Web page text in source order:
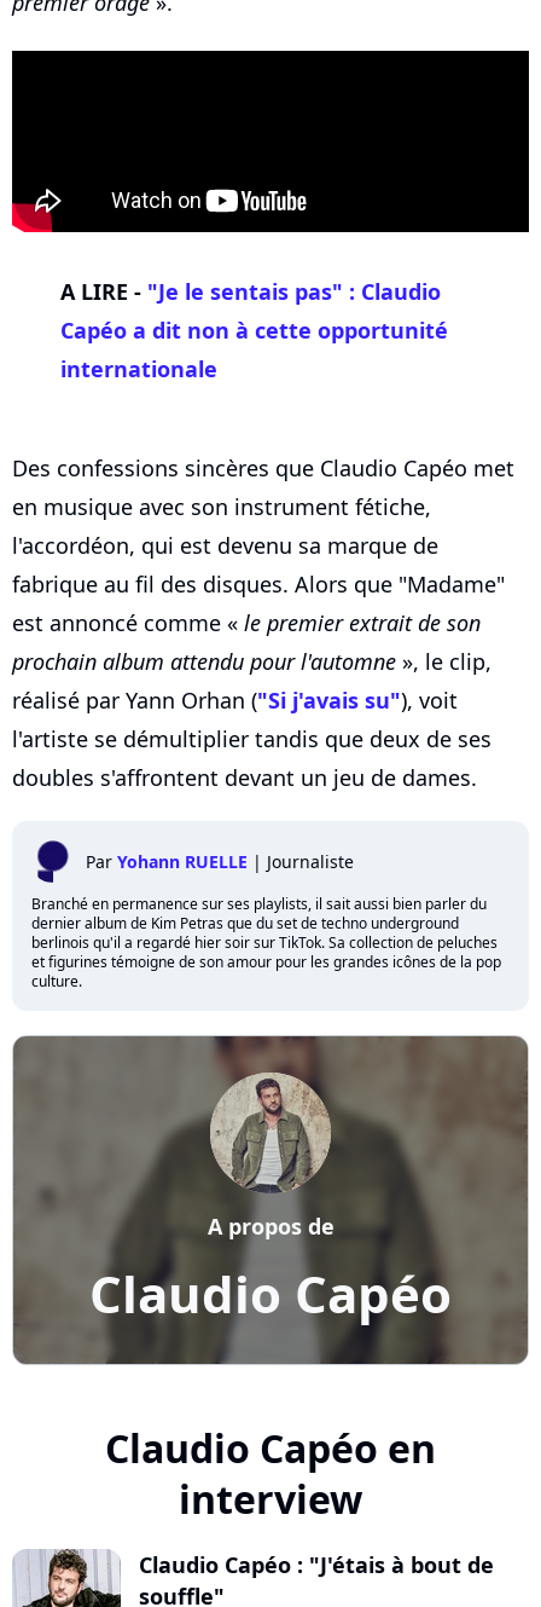
A LIRE - "Je le sentais pas" : Claudio
Capéo a dit non à cette opportunité
internationale
Des confessions sincères que Claudio Capéo met
en musique avec son instrument fétiche,
l'accordéon, qui est devenu sa marque de
fabrique au fil des disques. Alors que "Madame"
est annoncé comme « le premier extrait de son
prochain album attendu pour l'automne », le clip,
réalisé par Yann Orhan ("Si j'avais su"), voit
l'artiste se démultiplier tandis que deux de ses
doubles s'affrontent devant un jeu de dames.
Par Yohann RUELLE | Journaliste
Branché en permanence sur ses playlists, il sait aussi bien parler du
dernier album de Kim Petras que du set de techno underground
berlinois qu'il a regardé hier soir sur TikTok. Sa collection de peluches
et figurines témoigne de son amour pour les grandes icônes de la pop
culture.
Claudio Capéo
A propos de
Claudio Capéo en
interview
Claudio Capéo : "J'étais à bout de
souffle"